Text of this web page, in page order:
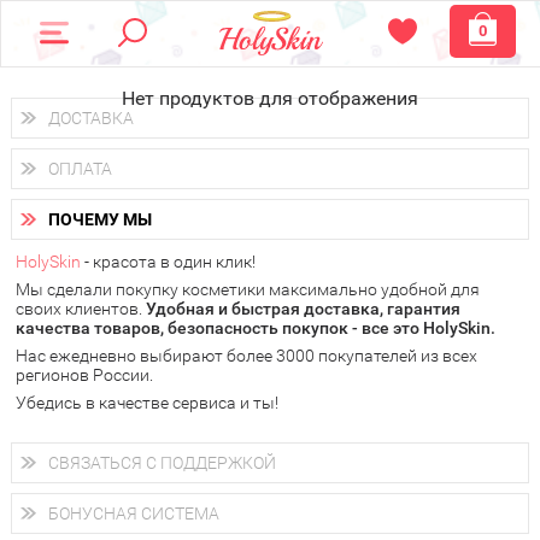
0
Нет продуктов для отображения
ДОСТАВКА
Доставка осуществляетсяпо всем городам России.
Вы можете выбрать доставку курьером, Почтой России или
получить заказ в пунктах выдачи PickPoint или пункте
самовывоза.
В 20 городах России доставка осуществляется ужена
следующий день.
у Вас всегда есть возможность получитьбесплатную
доставку от HolySkin.
подробнее об условиях доставки и оплаты в Вашем городе
ОПЛАТА
Вы можете оплатить свой заказ любым удобным способом:
наличными деньгами (
через интернет-банк (Альфа-банк, Сбербанк) и другими
электронными способами.
ПОЧЕМУ МЫ
HolySkin - красота в один клик!
Мы сделали покупку косметики максимально удобной для
своих клиентов. Удобная и быстрая доставка, гарантия
качества товаров, безопасность покупок - все это HolySkin.
Нас ежедневно выбирают более 3000 покупателей из всех
регионов России.
Убедись в качестве сервиса и ты!
СВЯЗАТЬСЯ С ПОДДЕРЖКОЙ
+7 (800) 707-24-55
Мы будем рады ответить на все Ваши вопросы по работе
магазина, проконсультировать по товарам, рассказать о
БОНУСНАЯ СИСТЕМА